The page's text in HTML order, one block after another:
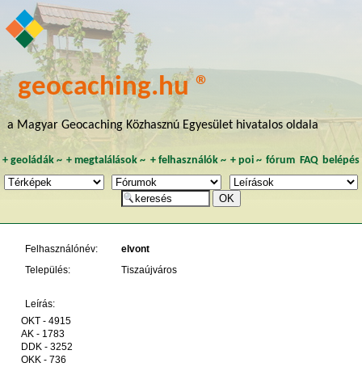
geocaching.hu ®
a Magyar Geocaching Közhasznú Egyesület hivatalos oldala
+ geoládák~ +megtalálások ~ + felhasználók~ + poi~ fórum FAQ belépés
Felhasználónév:
elvont
Település:
Tiszaújváros
Leírás:
OKT - 4915
AK - 1783
DDK - 3252
OKK - 736